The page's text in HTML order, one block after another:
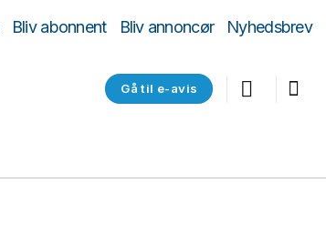
Bliv abonnent Bliv annoncør Nyhedsbrev
Gå til e-avis